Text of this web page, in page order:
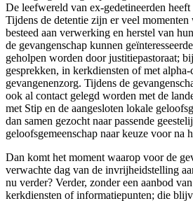
De leefwereld van ex-gedetineerden
Tijdens de detentie zijn er veel
besteed aan verwerking en herstel van
de gevangenschap kunnen
geholpen worden door justitiepastoraat;
gesprekken, in kerkdiensten of met alpha-
gevangenenzorg. Tijdens de
ook al contact gelegd worden met de
met Stip en de aangesloten lokale
dan samen gezocht naar passende
geloofsgemeenschap naar keuze voor na
Dan komt het moment waarop voor de
verwachte dag van de invrijheidstelling
nu verder? Verder, zonder een aanbod
kerkdiensten of informatiepunten; die